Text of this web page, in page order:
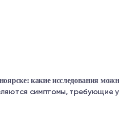
какие исследования
симптомы, требующие